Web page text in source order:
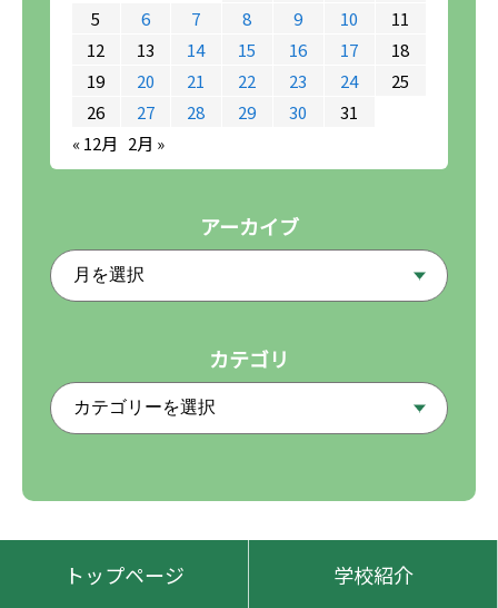
5
6 7 8 9 10
11
12
13 14 15 16 17
18
19
20 21 22 23 24
25
26
27 28 29 30
31
« 12月 2月 »
アーカイブ
カテゴリ
トップページ 学校紹介